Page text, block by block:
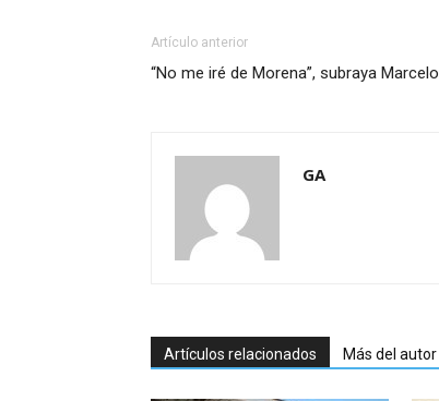
Artículo anterior
“No me iré de Morena”, subraya Marcelo
GA
Artículos relacionados Más del autor